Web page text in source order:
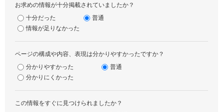
お求めの情報が十分掲載されていましたか？
十分だった
普通
情報が足りなかった
ページの構成や内容、表現は分かりやすかったですか？
分かりやすかった
普通
分かりにくかった
この情報をすぐに見つけられましたか？